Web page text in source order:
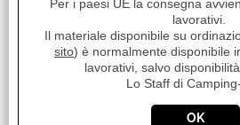
CAMINO A FUNGO
CAPPA
D.60MM
Per i paesi UE la consegna
lavorativi.
Il materiale disponibile su
sito) è normalmente disponibile
lavorativi, salvo
Lo Staff di